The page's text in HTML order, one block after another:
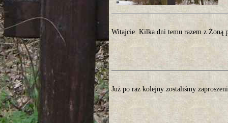
Witajcie. Kilka dni temu razem z Żoną
Już po raz kolejny zostaliśmy